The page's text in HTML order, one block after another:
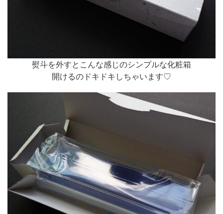
熨斗を外すとこんな感じのシンプルな化粧箱
開けるのドキドキしちゃいます♡